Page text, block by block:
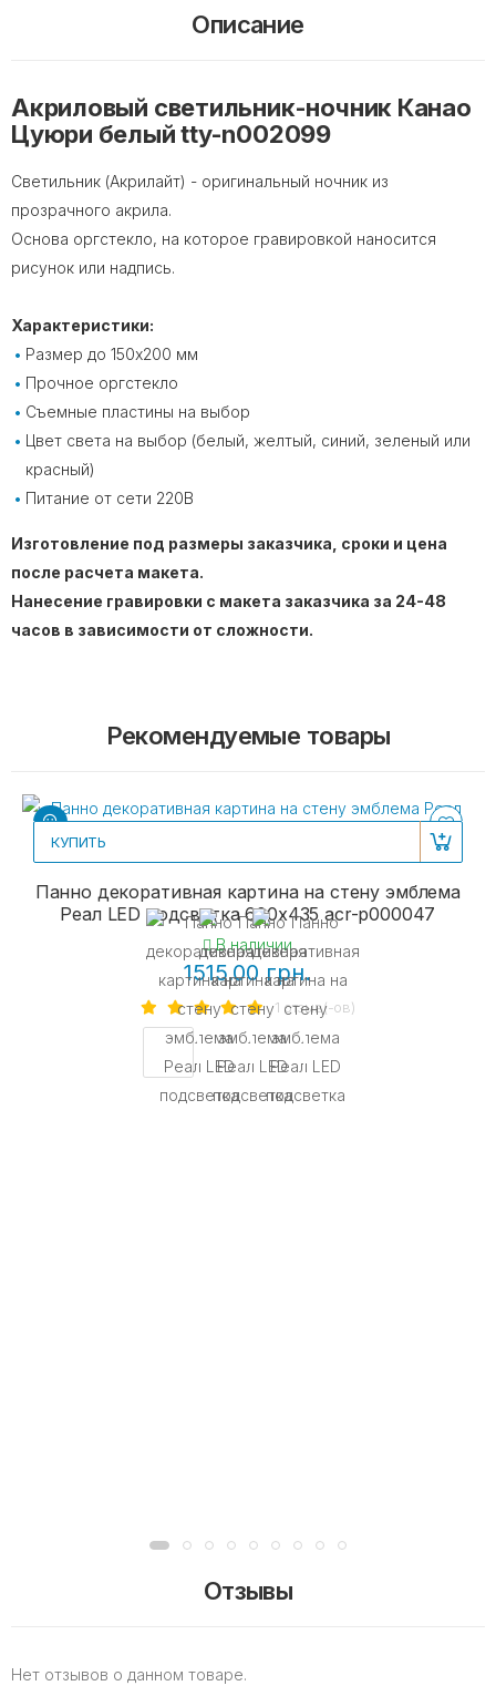
Описание
Акриловый светильник-ночник Канао
Цуюри белый tty-n002099
Светильник (Акрилайт) - оригинальный ночник из
прозрачного акрила.
Основа оргстекло, на которое гравировкой наносится
рисунок или надпись.
Характеристики:
Размер до 150х200 мм
Прочное оргстекло
Съемные пластины на выбор
Цвет света на выбор (белый, желтый, синий, зеленый или
красный)
Питание от сети 220В
Изготовление под размеры заказчика, сроки и цена
после расчета макета.
Нанесение гравировки с макета заказчика за 24-48
часов в зависимости от сложности.
Рекомендуемые товары
КУПИТЬ
Панно декоративная картина на стену эмблема
Реал LED подсветка 600х435 acr-p000047
В наличии
1515.00 грн.
1 отзыв(-ов)
Отзывы
Нет отзывов о данном товаре.